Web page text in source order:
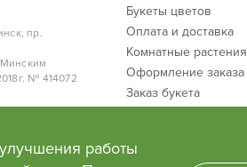
пр.
№ 414072
Букеты цветов
Оплата и доставка
Комнатные растения
Оформление заказа
Заказ букета
работы